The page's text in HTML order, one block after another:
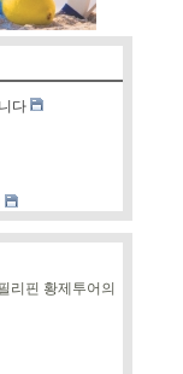
다
리핀 황제투어의